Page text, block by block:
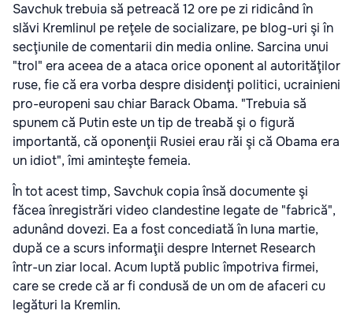
Savchuk trebuia să petreacă 12 ore pe zi ridicând în
slăvi Kremlinul pe reţele de socializare, pe blog-uri şi în
secţiunile de comentarii din media online. Sarcina unui
"trol" era aceea de a ataca orice oponent al autorităţilor
ruse, fie că era vorba despre disidenţi politici, ucrainieni
pro-europeni sau chiar Barack Obama. "Trebuia să
spunem că Putin este un tip de treabă şi o figură
importantă, că oponenţii Rusiei erau răi şi că Obama era
un idiot", îmi aminteşte femeia.
În tot acest timp, Savchuk copia însă documente şi
făcea înregistrări video clandestine legate de "fabrică",
adunând dovezi. Ea a fost concediată în luna martie,
după ce a scurs informaţii despre Internet Research
într-un ziar local. Acum luptă public împotriva firmei,
care se crede că ar fi condusă de un om de afaceri cu
legături la Kremlin.